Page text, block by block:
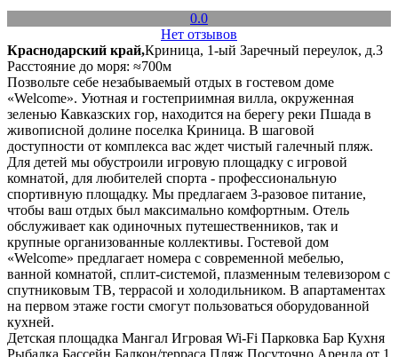
0.0
Нет отзывов
Краснодарский край,Криница, 1-ый Заречный переулок, д.3
Расстояние до моря: ≈700м
Позвольте себе незабываемый отдых в гостевом доме
«Welcome». Уютная и гостеприимная вилла, окруженная
зеленью Кавказских гор, находится на берегу реки Пшада в
живописной долине поселка Криница. В шаговой
доступности от комплекса вас ждет чистый галечный пляж.
Для детей мы обустроили игровую площадку с игровой
комнатой, для любителей спорта - профессиональную
спортивную площадку. Мы предлагаем 3-разовое питание,
чтобы ваш отдых был максимально комфортным. Отель
обслуживает как одиночных путешественников, так и
крупные организованные коллективы. Гостевой дом
«Welcome» предлагает номера с современной мебелью,
ванной комнатой, сплит-системой, плазменным телевизором с
спутниковым ТВ, террасой и холодильником. В апартаментах
на первом этаже гости смогут пользоваться оборудованной
кухней.
Детская площадка Мангал Игровая Wi-Fi Парковка Бар Кухня
Рыбалка Бассейн Балкон/терраса Пляж Посуточно Аренда от 1